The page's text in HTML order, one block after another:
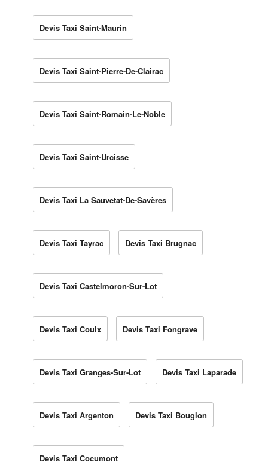
Devis Taxi Saint-Maurin
Devis Taxi Saint-Pierre-De-Clairac
Devis Taxi Saint-Romain-Le-Noble
Devis Taxi Saint-Urcisse
Devis Taxi La Sauvetat-De-Savères
Devis Taxi Tayrac Devis Taxi Brugnac
Devis Taxi Castelmoron-Sur-Lot
Devis Taxi Coulx Devis Taxi Fongrave
Devis Taxi Granges-Sur-Lot Devis Taxi Laparade
Devis Taxi Argenton Devis Taxi Bouglon
Devis Taxi Cocumont